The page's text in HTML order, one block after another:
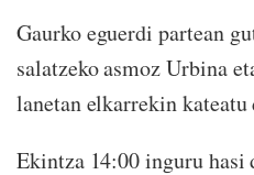
Gaurko eguerdi partean
salatzeko asmoz Urbina
lanetan elkarrekin kateatu
Ekintza 14:00 inguru hasi